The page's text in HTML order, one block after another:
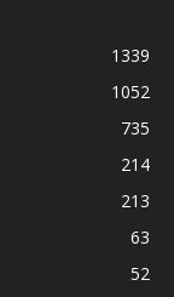
1339
1052
735
214
213
63
52